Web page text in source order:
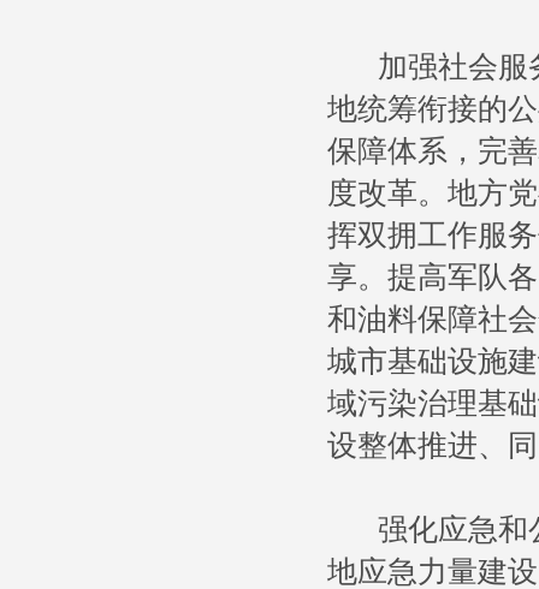
加强社会服
地统筹衔接的
保障体系，完
度改革。地方
挥双拥工作服
享。提高军队
和油料保障社
城市基础设施
域污染治理基
设整体推进、
强化应急和
地应急力量建